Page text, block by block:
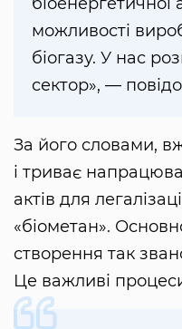
можливості
біогазу. У нас
сектор», —
За його словами,
і триває
актів для
«біометан».
створення так
Це важливі